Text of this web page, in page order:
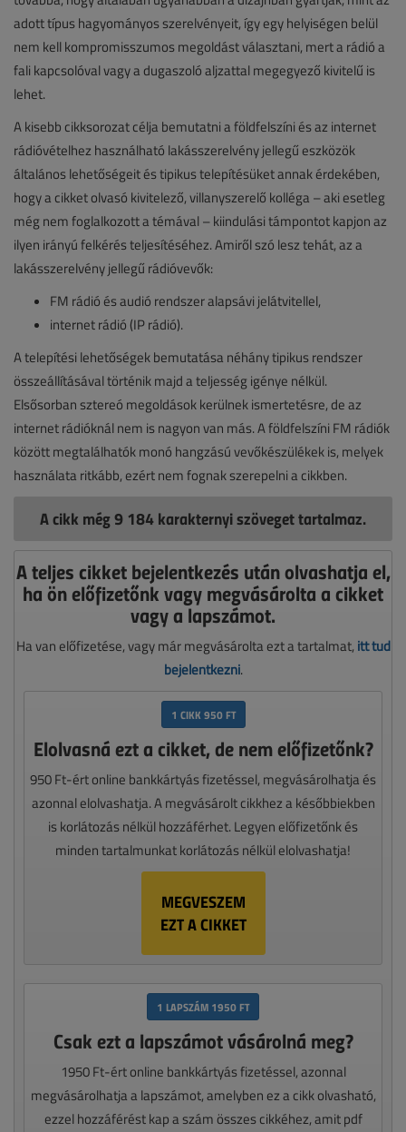
adott típus hagyományos szerelvényeit, így egy helyiségen belül
nem kell kompromisszumos megoldást választani, mert a rádió a
fali kapcsolóval vagy a dugaszoló aljzattal megegyező kivitelű is
lehet.
A kisebb cikksorozat célja bemutatni a földfelszíni és az internet
rádióvételhez használható lakásszerelvény jellegű eszközök
általános lehetőségeit és tipikus telepítésüket annak érdekében,
hogy a cikket olvasó kivitelező, villanyszerelő kolléga – aki esetleg
még nem foglalkozott a témával – kiindulási támpontot kapjon az
ilyen irányú felkérés teljesítéséhez. Amiről szó lesz tehát, az a
lakásszerelvény jellegű rádióvevők:
FM rádió és audió rendszer alapsávi jelátvitellel,
internet rádió (IP rádió).
A telepítési lehetőségek bemutatása néhány tipikus rendszer
összeállításával történik majd a teljesség igénye nélkül.
Elsősorban sztereó megoldások kerülnek ismertetésre, de az
internet rádióknál nem is nagyon van más. A földfelszíni FM rádiók
között megtalálhatók monó hangzású vevőkészülékek is, melyek
használata ritkább, ezért nem fognak szerepelni a cikkben.
A cikk még 9 184 karakternyi szöveget tartalmaz.
A teljes cikket bejelentkezés után olvashatja el,
ha ön előfizetőnk vagy megvásárolta a cikket
vagy a lapszámot.
Ha van előfizetése, vagy már megvásárolta ezt a tartalmat, itt tud
bejelentkezni.
1 CIKK 950 FT
Elolvasná ezt a cikket, de nem előfizetőnk?
950 Ft-ért online bankkártyás fizetéssel, megvásárolhatja és
azonnal elolvashatja. A megvásárolt cikkhez a későbbiekben
is korlátozás nélkül hozzáférhet. Legyen előfizetőnk és
minden tartalmunkat korlátozás nélkül elolvashatja!
MEGVESZEM
EZT A CIKKET
1 LAPSZÁM 1950 FT
Csak ezt a lapszámot vásárolná meg?
1950 Ft-ért online bankkártyás fizetéssel, azonnal
megvásárolhatja a lapszámot, amelyben ez a cikk olvasható,
ezzel hozzáférést kap a szám összes cikkéhez, amit pdf